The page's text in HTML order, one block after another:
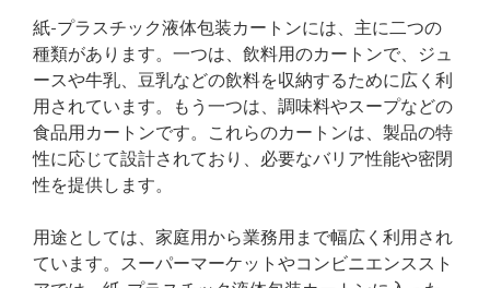
紙-プラスチック液体包装カートンには、主に二つの
種類があります。一つは、飲料用のカートンで、ジュ
ースや牛乳、豆乳などの飲料を収納するために広く利
用されています。もう一つは、調味料やスープなどの
食品用カートンです。これらのカートンは、製品の特
性に応じて設計されており、必要なバリア性能や密閉
性を提供します。
用途としては、家庭用から業務用まで幅広く利用され
ています。スーパーマーケットやコンビニエンススト